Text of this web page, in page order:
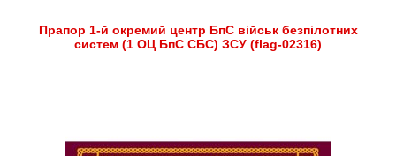
Прапор 1-й окремий центр БпС військ безпілотних
систем (1 ОЦ БпС СБС) ЗСУ (flag-02316)